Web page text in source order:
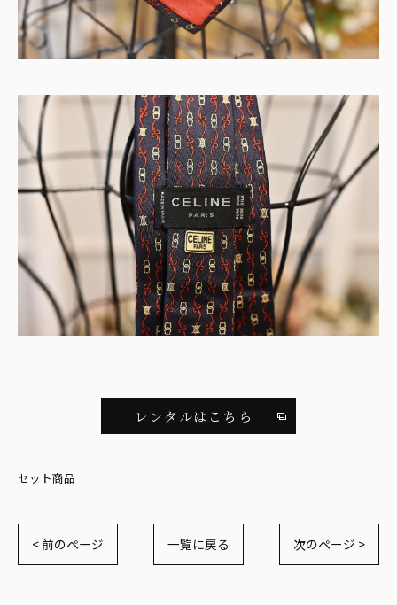
レンタルはこちら
セット商品
< 前のページ 一覧に戻る 次のページ >